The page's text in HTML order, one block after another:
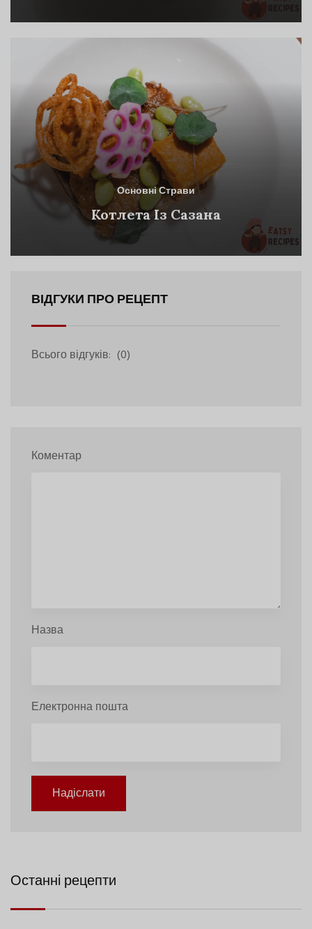
Основні Страви
Котлета Із Сазана
ВІДГУКИ ПРО РЕЦЕПТ
Всього відгуків: (0)
Коментар
Назва
Електронна пошта
Надіслати
Останні рецепти